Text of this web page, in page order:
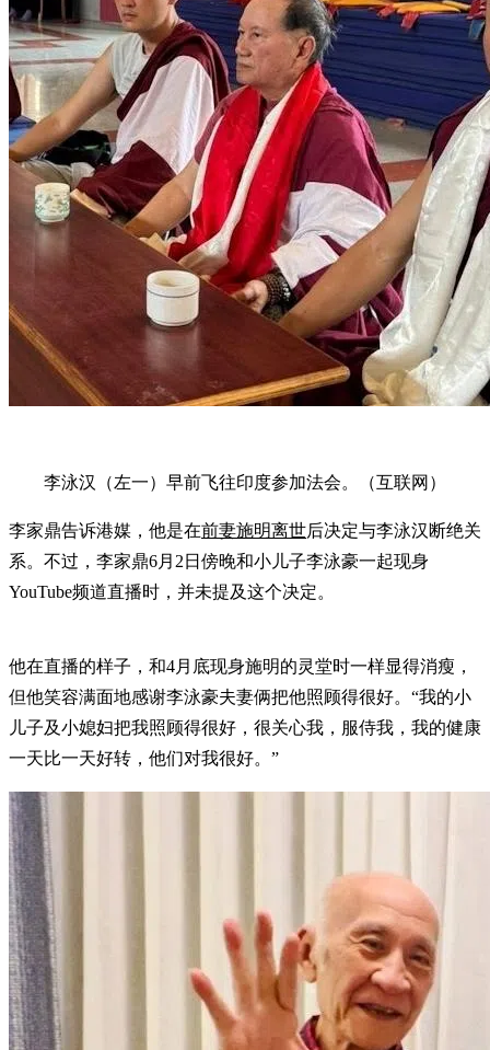
李泳汉（左一）早前飞往印度参加法会。（互联网）
李家鼎告诉港媒，他是在前妻施明离世后决定与李泳汉断绝关
系。不过，李家鼎6月2日傍晚和小儿子李泳豪一起现身
YouTube频道直播时，并未提及这个决定。
他在直播的样子，和4月底现身施明的灵堂时一样显得消瘦，
但他笑容满面地感谢李泳豪夫妻俩把他照顾得很好。“我的小
儿子及小媳妇把我照顾得很好，很关心我，服侍我，我的健康
一天比一天好转，他们对我很好。”